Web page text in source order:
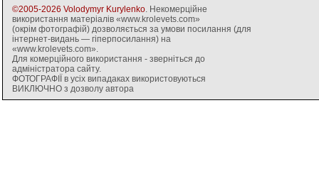
©2005-2026 Volodymyr Kurylenko. Некомерційне
використання матеріалів «www.krolevets.com»
(окрім фотографій) дозволяється за умови посилання (для
інтернет-видань — гіперпосилання) на
«www.krolevets.com».
Для комерційного використання - зверніться до
адміністратора сайту.
ФОТОГРАФІЇ в усіх випадаках використовуються
ВИКЛЮЧНО з дозволу автора